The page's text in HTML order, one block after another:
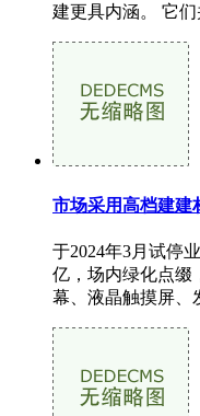
建更具内涵。 它
市场采用高档建建
于2024年3月试停
亿，场内绿化点缀
幕、液晶触摸屏、